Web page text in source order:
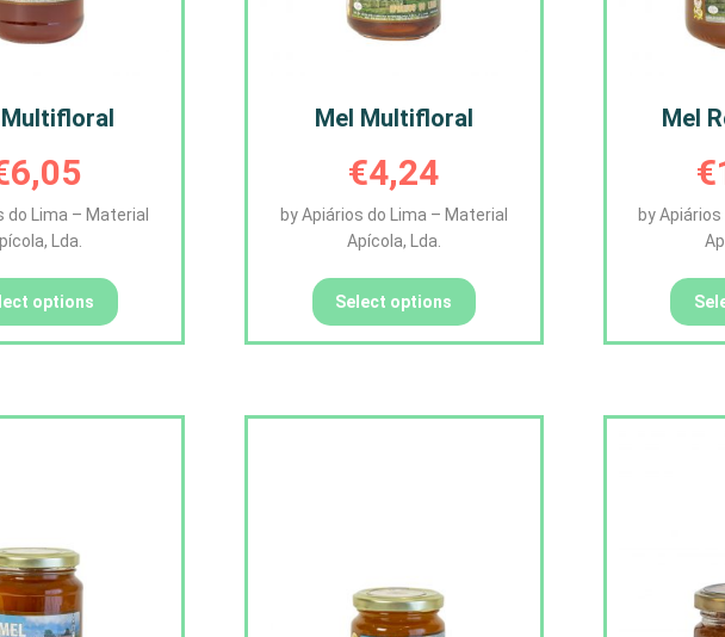
6,05
do Lima – Material
Lda.
options
Mel Multifloral
€4,24
by Apiários do Lima – Material
Apícola, Lda.
Select options
Mel
€
by